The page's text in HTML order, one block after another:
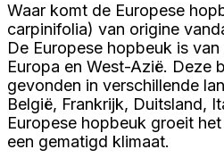
Waar komt de Europese
carpinifolia) van origine
De Europese hopbeuk is
Europa en West-Azië. Deze
gevonden in verschillende
België, Frankrijk, Duitsland,
Europese hopbeuk groeit
een gematigd klimaat.